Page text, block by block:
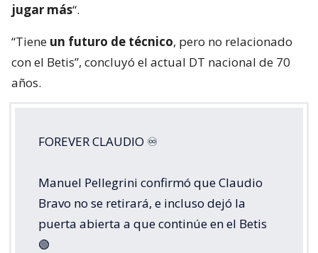
jugar más“.
“Tiene un futuro de técnico, pero no relacionado
con el Betis”, concluyó el actual DT nacional de 70
años.
FOREVER CLAUDIO ♾️⁣
Manuel Pellegrini confirmó que Claudio
Bravo no se retirará, e incluso dejó la
puerta abierta a que continúe en el Betis
🟢⁣